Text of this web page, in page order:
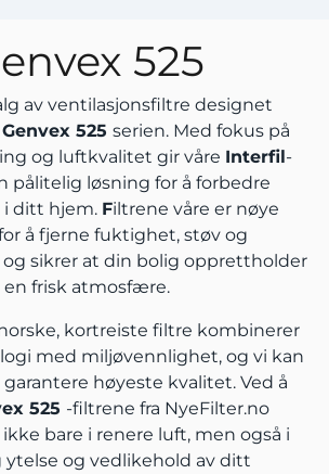
525
av ventilasjonsfiltre designet
Genvex 525 serien. Med fokus på
og luftkvalitet gir våre Interfil-
pålitelig løsning for å forbedre
ditt hjem. Filtrene våre er nøye
å fjerne fuktighet, støv og
sikrer at din bolig opprettholder
en frisk atmosfære.
kortreiste filtre kombinerer
med miljøvennlighet, og vi kan
høyeste kvalitet. Ved å
525 -filtrene fra NyeFilter.no
bare i renere luft, men også i
ytelse og vedlikehold av ditt